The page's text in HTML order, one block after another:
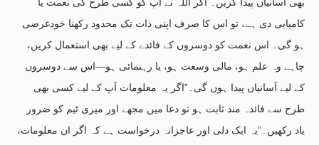
کامیابی دی ہے، تو اس کا صرف اپنی ذات تک محدود رکھنا خودغرضی
ہو گی۔ اس نعمت کو دوسروں کے فائدے کے لیے بھی استعمال کریں،
چاہے وہ علم ہو، مالی وسعت ہو، یا رہنمائی ہو—اس سے دوسروں
کے لیے آسانیاں پیدا ہوں گی۔”اگر یہ معلومات آپ کے لیے کسی بھی
طرح سے فائدہ مند ثابت ہو تو دعا میں مجھے اور میری ٹیم کو ضرور
یاد رکھیں۔”یہ ایک دلی اور عاجزانہ درخواست ہے کہ اگر ان معلومات،